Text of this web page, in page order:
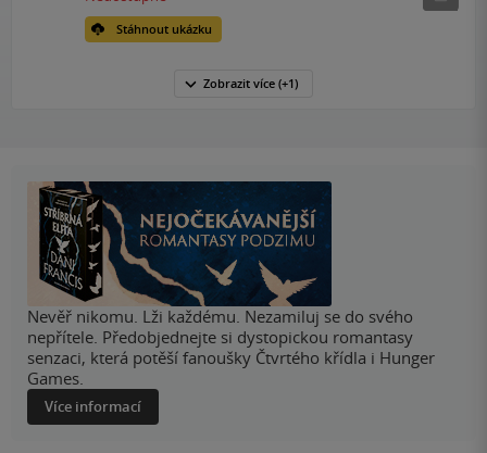
Stáhnout ukázku
Zobrazit více (+1)
Nevěř nikomu. Lži každému. Nezamiluj se do svého
nepřítele. Předobjednejte si dystopickou romantasy
senzaci, která potěší fanoušky Čtvrtého křídla i Hunger
Games.
Více informací